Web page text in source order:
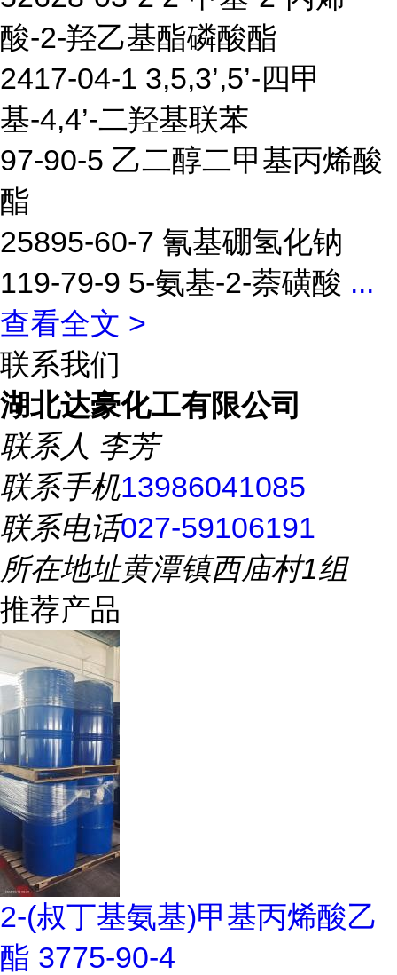
酸-2-羟乙基酯磷酸酯
2417-04-1 3,5,3’,5’-四甲
基-4,4’-二羟基联苯
97-90-5 乙二醇二甲基丙烯酸
酯
25895-60-7 氰基硼氢化钠
119-79-9 5-氨基-2-萘磺酸 ...
查看全文 >
联系我们
湖北达豪化工有限公司
联系人 李芳
联系手机13986041085
联系电话027-59106191
所在地址黄潭镇西庙村1组
推荐产品
2-(叔丁基氨基)甲基丙烯酸乙
酯 3775-90-4